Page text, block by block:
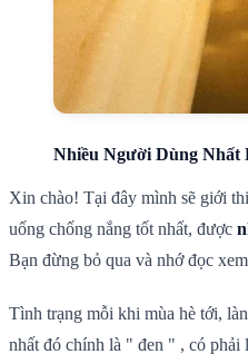
Nhiều Người Dùng Nhất
Xin chào! Tại đây mình sẽ giới
uống chống nắng tốt nhất, được
Bạn đừng bỏ qua và nhớ đọc
Tình trạng mỗi khi mùa hè tới,
nhất đó chính là " đen " , có phải